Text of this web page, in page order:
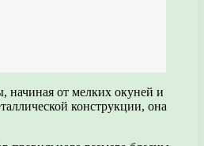
начиная от мелких окуней и
конструкции, она